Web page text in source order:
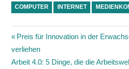
COMPUTER INTERNET
Vorheriger
Beitrag:
Preis für Innovation in der
verliehen
Nächster
Arbeit 4.0: 5 Dinge, die die